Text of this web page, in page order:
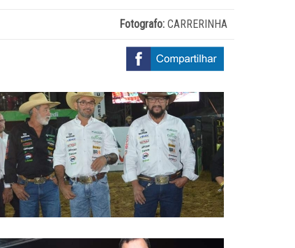
Fotografo: CARRERINHA